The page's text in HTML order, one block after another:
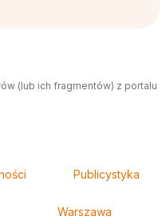
(lub ich fragmentów) z portalu
Publicystyka
Warszawa